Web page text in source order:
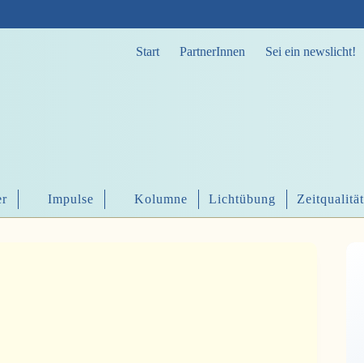
Start PartnerInnen Sei ein newslicht!
Impulse Kolumne Lichtübung Zeitqualität